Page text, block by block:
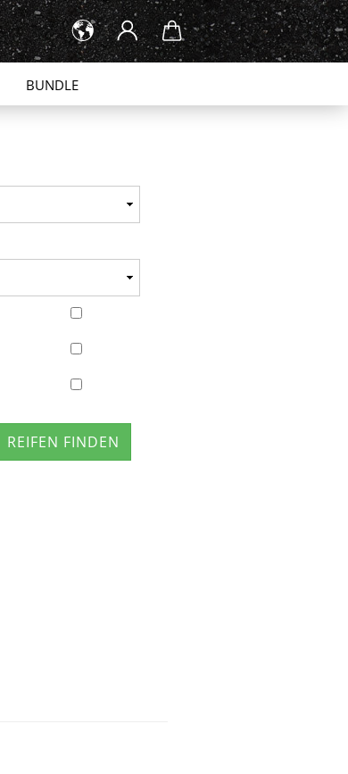
BUNDLE
REIFEN FINDEN